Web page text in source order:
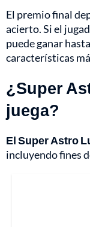
El premio final
acierto. Si el
puede ganar
características
¿Super
juega?
El Super Astro
incluyendo fines